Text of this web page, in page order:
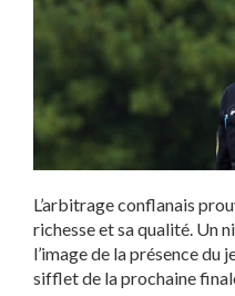
L’arbitrage conflanais
richesse et sa qualité. Un
l’image de la présence du
sifflet de la prochaine